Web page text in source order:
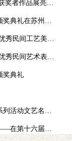
苏州桃花坞美术馆
礼在苏州举行
品初评活动在广州开幕
场初评活动在陕西安塞举办
奖典礼
家工作室”授牌仪式成功举办
山花奖颁奖典礼上的讲话